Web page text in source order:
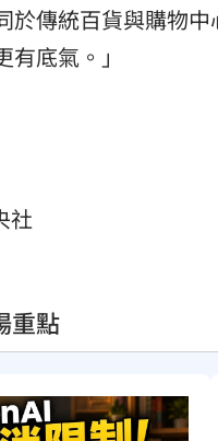
於傳統百貨與購物
有底氣。」
社
重點